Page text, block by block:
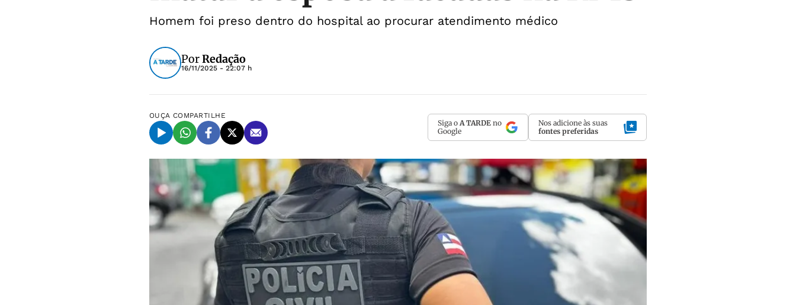
Homem foi preso dentro do hospital ao procurar atendimento médico
PorRedação
16/11/2025 - 22:07 h
OUÇA COMPARTILHE
Siga o A TARDE no
Google
Nos adicione às suas
fontes preferidas